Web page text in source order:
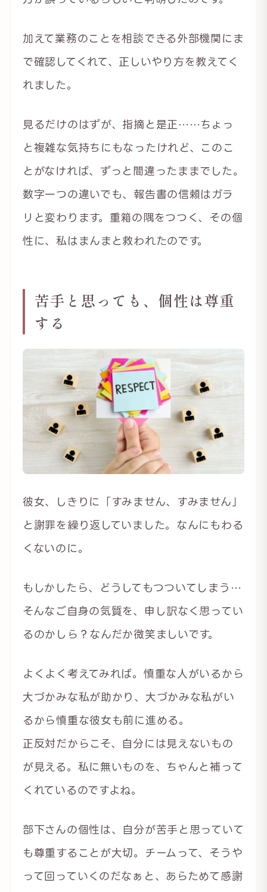
加えて業務のことを相談できる外部機関にま
で確認してくれて、正しいやり方を教えてく
れました。
見るだけのはずが、指摘と是正……ちょっ
と複雑な気持ちにもなったけれど、このこ
とがなければ、ずっと間違ったままでした。
数字一つの違いでも、報告書の信頼はガラ
リと変わります。重箱の隅をつつく、その個
性に、私はまんまと救われたのです。
苦手と思っても、個性は尊重
する
彼女、しきりに「すみません、すみません」
と謝罪を繰り返していました。なんにもわる
くないのに。
もしかしたら、どうしてもつついてしまう…
そんなご自身の気質を、申し訳なく思ってい
るのかしら？なんだか微笑ましいです。
よくよく考えてみれば。慎重な人がいるから
大づかみな私が助かり、大づかみな私がい
るから慎重な彼女も前に進める。
正反対だからこそ、自分には見えないもの
が見える。私に無いものを、ちゃんと補って
くれているのですよね。
部下さんの個性は、自分が苦手と思っていて
も尊重することが大切。チームって、そうや
って回っていくのだなぁと、あらためて感謝